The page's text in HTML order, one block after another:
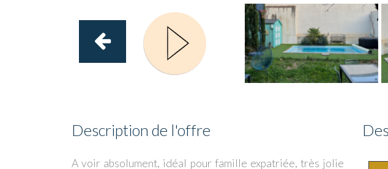
Description de l'offre
A voir absolument, idéal pour famille expatriée, très jolie